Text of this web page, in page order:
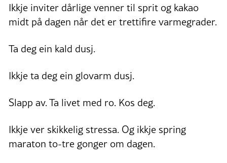
Ikkje inviter dårlige venner til sprit og kakao
midt på dagen når det er trettifire varmegrader.
Ta deg ein kald dusj.
Ikkje ta deg ein glovarm dusj.
Slapp av. Ta livet med ro. Kos deg.
Ikkje ver skikkelig stressa. Og ikkje spring
maraton to-tre gonger om dagen.